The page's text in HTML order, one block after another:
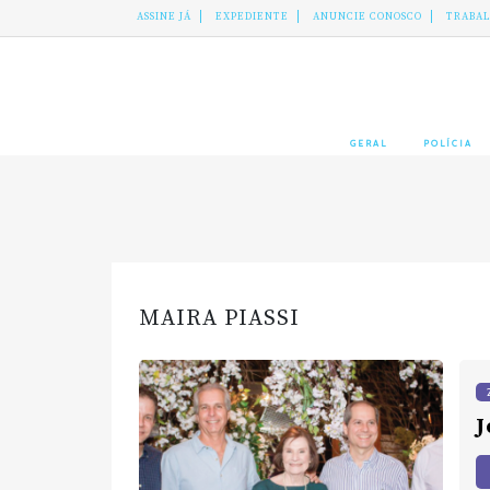
ASSINE JÁ EXPEDIENTE ANUNCIE CONOSCO
GERAL POLÍCIA
MAIRA PIASSI